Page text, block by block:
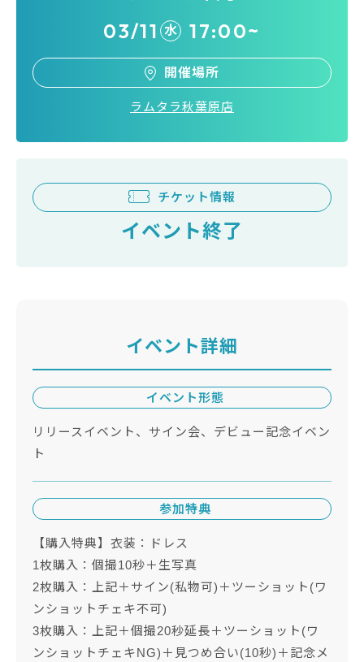
03/11 水 17:00~
開催場所
ラムタラ秋葉原店
チケット情報
イベント終了
イベント詳細
イベント形態
リリースイベント、サイン会、デビュー記念イベン
ト
参加特典
【購入特典】衣装：ドレス
1枚購入：個撮10秒＋生写真
2枚購入：上記＋サイン(私物可)＋ツーショット(ワ
ンショットチェキ不可)
3枚購入：上記＋個撮20秒延長＋ツーショット(ワ
ンショットチェキNG)＋見つめ合い(10秒)＋記念メ